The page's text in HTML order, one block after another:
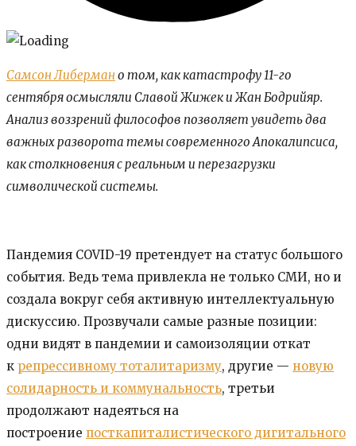
Самсон Либерман о том, как катастрофу 11-го
сентября осмысляли Славой Жижек и Жан Бодрийяр.
Анализ воззрений философов позволяет увидеть два
важных разворота темы современного Апокалипсиса,
как столкновения с реальным и перезагрузки
символической системы.
Пандемия COVID-19 претендует на статус большого
события. Ведь тема привлекла не только СМИ, но и
создала вокруг себя активную интеллектуальную
дискуссию. Прозвучали самые разные позиции:
одни видят в пандемии и самоизоляции откат
к репрессивному тоталитаризму, другие — новую
солидарность и коммунальность, третьи
продолжают надеяться на
построение посткапиталистического дигитального